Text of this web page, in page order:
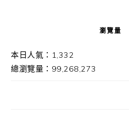
瀏覽量
本日人氣：1,332
總瀏覽量：99,268,273